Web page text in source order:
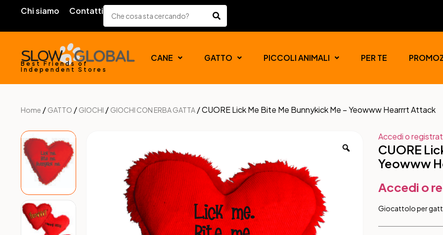
Chi siamo Contatti
Best Friends of
Independent Stores
CANE GATTO PICCOLI ANIMALI PER TE
Home / GATTO / GIOCHI / GIOCHI CON ERBA GATTA / CUORE Lick Me Bite Me Bunnykick Me – Yeowww Hearrrt Attack
Accedi o
CUORE
Yeowww
Accedi o
Giocattolo per